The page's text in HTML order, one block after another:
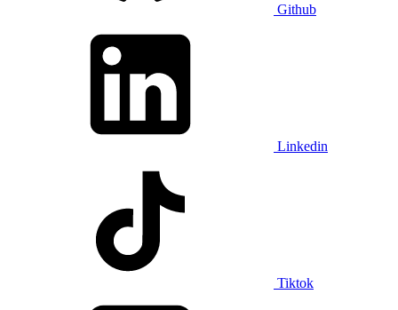
Github
Linkedin
Tiktok